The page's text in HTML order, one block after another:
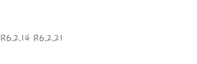
R6.2.14 R6.2.21